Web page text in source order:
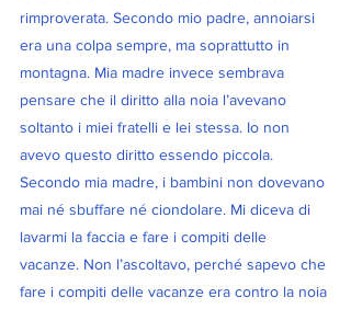
rimproverata. Secondo mio padre, annoiarsi
era una colpa sempre, ma soprattutto in
montagna. Mia madre invece sembrava
pensare che il diritto alla noia l’avevano
soltanto i miei fratelli e lei stessa. Io non
avevo questo diritto essendo piccola.
Secondo mia madre, i bambini non dovevano
mai né sbuffare né ciondolare. Mi diceva di
lavarmi la faccia e fare i compiti delle
vacanze. Non l’ascoltavo, perché sapevo che
fare i compiti delle vacanze era contro la noia